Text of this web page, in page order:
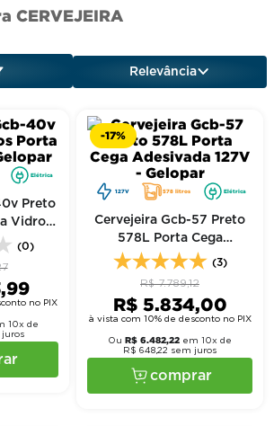
CERVEJEIRA
Relevância
Elétrica
Preto
Vidro
(0)
,99
no PIX
10x de
juros
-17%
127V 578 litros Elétrica
Cervejeira Gcb-57 Preto
578L Porta Cega
Adesivada 127V - Gelopar
(3)
R$ 7.789,12
R$ 5.834,00
à vista com 10% de desconto no PIX
Ou R$ 6.482,22 em 10x de
R$ 648,22 sem juros
comprar